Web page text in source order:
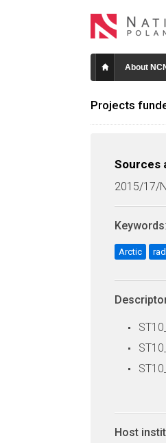
About
Projects
Sources
2015/17/
Keywords:
Arctic
Host